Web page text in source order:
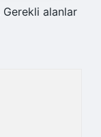
Gerekli alanlar